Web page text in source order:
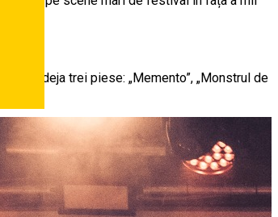
deja trei piese: „Memento”, „Monstrul de